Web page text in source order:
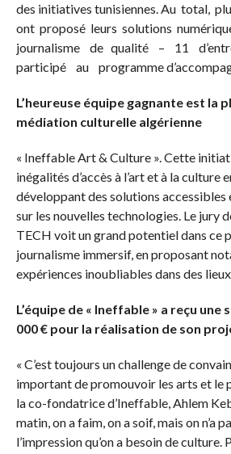
des initiatives tunisiennes. Au total,
ont proposé leurs solutions
journalisme de qualité – 11
participé au programme
L’heureuse équipe gagnante est la
médiation culturelle algérienne
« Ineffable Art & Culture ». Cette
inégalités d’accès à l’art et à la culture
développant des solutions accessibles
sur les nouvelles technologies. Le jury
TECH voit un grand potentiel dans ce
journalisme immersif, en proposant
expériences inoubliables dans des
L’équipe de « Ineffable » a reçu une
000 € pour la réalisation de son
« C’est toujours un challenge de
important de promouvoir les arts et le
la co-fondatrice d’Ineffable, Ahlem
matin, on a faim, on a soif, mais on n’a
l’impression qu’on a besoin de